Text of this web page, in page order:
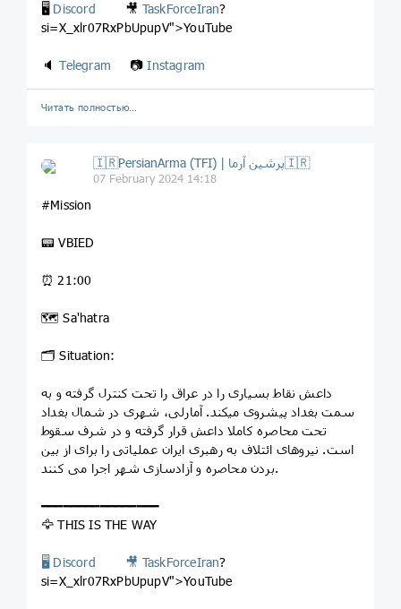
🖥 Discord 🎥 TaskForceIran?
si=X_xlr07RxPbUpupV">YouTube
🔈Telegram 📷Instagram
Читать полностью…
🇮🇷PersianArma (TFI) | پرشین آرما🇮🇷
07 February 2024 14:18
#Mission
📟 VBIED
⏰ 21:00
🗺 Sa'hatra
🗂 Situation:
داعش نقاط بسیاری را در عراق را تحت کنترل گرفته و به
سمت بغداد پیشروی میکند. آمارلی، شهری در شمال بغداد
تحت محاصره کاملا داعش قرار گرفته و در شرف سقوط
است. نیروهای ائتلاف به رهبری ایران عملیاتی را برای از بین
بردن محاصره و آزادسازی شهر اجرا می کنند.
━━━━━━━━━━━━━━━━
🦅 THIS IS THE WAY
🖥 Discord 🎥 TaskForceIran?
si=X_xlr07RxPbUpupV">YouTube